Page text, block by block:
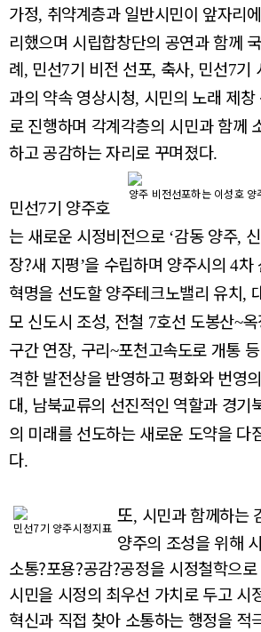
가정, 취약계층과 일반시민이 앞자리
리했으며 시립합창단의 공연과 함께
례, 민선7기 비전 선포, 축사, 민선7기
과의 약속 영상시청, 시민의 노래 제창
로 진행하며 각계각층의 시민과 함께
하고 공감하는 자리로 꾸며졌다.
양주 비전선포하는 이성호 양
민선7기 양주호
는 새로운 시정비전으로 ‘감동 양주,
장?새 지평’을 수립하며 양주시의4차
혁명을 선도할 양주테크노밸리 유치,
모 신도시 조성, 전철 7호선 도봉산~
구간 연장, 구리~포천고속도로 개통
격한 발전상을 반영하고 평화와 번영
대, 남북교류의 선진적인 역할과 경기
의 미래를 선도하는 새로운 도약을 다
다.
민선7기 양주시정지표
또, 시민과 함께하는
양주의 조성을 위해
소통?포용?공감?공정을 시정철학으
시민을 시정의 최우선 가치로 두고 시
혁신과 직접 찾아 소통하는 행정을 적